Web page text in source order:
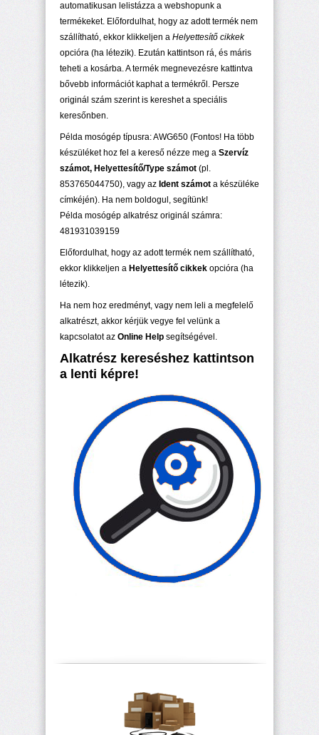
automatikusan lelistázza a webshopunk a
termékeket. Előfordulhat, hogy az adott termék nem
szállítható, ekkor klikkeljen a Helyettesítő cikkek
opcióra (ha létezik). Ezután kattintson rá, és máris
teheti a kosárba. A termék megnevezésre kattintva
bővebb információt kaphat a termékről. Persze
originál szám szerint is kereshet a speciális
keresőnben.
Példa mosógép típusra: AWG650 (Fontos! Ha több
készüléket hoz fel a kereső nézze meg a Szervíz
számot, Helyettesítő/Type számot (pl.
853765044750), vagy az Ident számot a készüléke
címkéjén). Ha nem boldogul, segítünk!
Példa mosógép alkatrész originál számra:
481931039159
Előfordulhat, hogy az adott termék nem szállítható,
ekkor klikkeljen a Helyettesítő cikkek opcióra (ha
létezik).
Ha nem hoz eredményt, vagy nem leli a megfelelő
alkatrészt, akkor kérjük vegye fel velünk a
kapcsolatot az Online Help segítségével.
Alkatrész kereséshez kattintson
a lenti képre!